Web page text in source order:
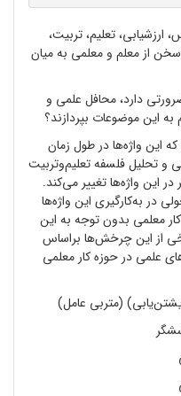
تعلیم، تربیت،
از معلم و معلمی به میان
دارد، محافل علمی و
این موضوعات بپردازند؟
این واژهها در طول زمان
و تحلیل فلسفه تعلیموتربیت
این واژهها تغییر میکند.
در بهکارگیری این واژهها
معلمی بدون توجه به این
از این چرخشها براساس
علمی در حوزه کار معلمی
یابی) (متربی عامل)